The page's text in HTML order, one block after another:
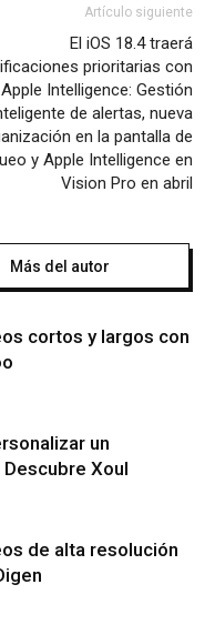
Artículo siguiente
El iOS 18.4 traerá
prioritarias con
Apple Intelligence: Gestión
de alertas, nueva
en la pantalla de
y Apple Intelligence en
Vision Pro en abril
Más del autor
cortos y largos con
un
Xoul
de alta resolución